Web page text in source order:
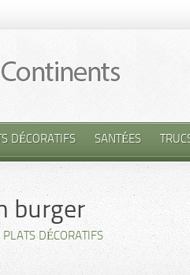
DÉCORATIFS SANTÉES
burger
PLATS DÉCORATIFS